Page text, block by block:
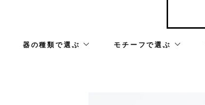
器の種類で選ぶ モチーフで選ぶ